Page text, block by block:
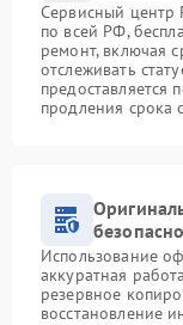
Сервисный центр
по всей РФ,
ремонт, включая
отслеживать
предоставляется
продления срока
Использование
аккуратная
резервное
восстановление